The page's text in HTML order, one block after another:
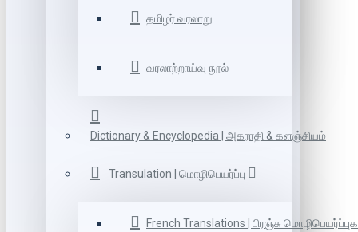
தமிழர் வரலாறு
வரலாற்றாய்வு நூல்
Dictionary & Encyclopedia | அகராதி & களஞ்சியம்
Transulation | மொழிபெயர்ப்பு
French Translations | பிரஞ்சு